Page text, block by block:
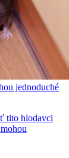
jednoduché
tito hlodavci